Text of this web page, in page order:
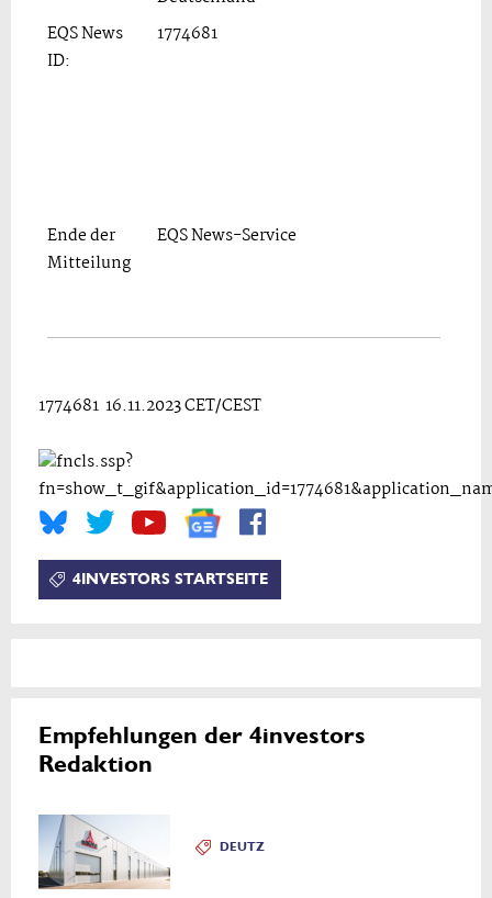
EQS News
ID:
1774681
Ende der
Mitteilung
EQS News-Service
1774681 16.11.2023 CET/CEST
4INVESTORS STARTSEITE
Empfehlungen der 4investors
Redaktion
DEUTZ